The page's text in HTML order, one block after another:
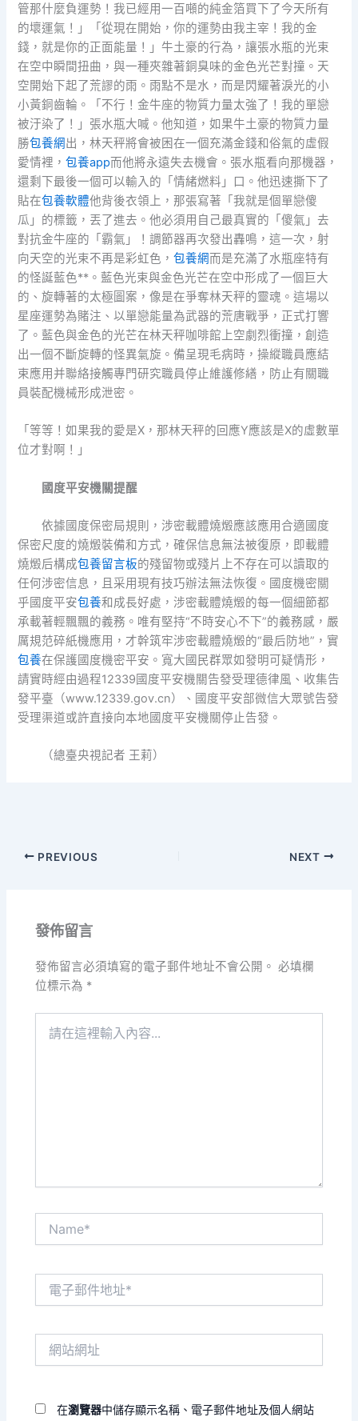
管那什麼負運勢！我已經用一百噸的純金箔買下了今天所有
的壞運氣！」「從現在開始，你的運勢由我主宰！我的金
錢，就是你的正面能量！」牛土豪的行為，讓張水瓶的光束
在空中瞬間扭曲，與一種夾雜著銅臭味的金色光芒對撞。天
空開始下起了荒謬的雨。雨點不是水，而是閃耀著淚光的小
小黃銅齒輪。「不行！金牛座的物質力量太強了！我的單戀
被汙染了！」張水瓶大喊。他知道，如果牛土豪的物質力量
勝包養網出，林天秤將會被困在一個充滿金錢和俗氣的虛假
愛情裡，包養app而他將永遠失去機會。張水瓶看向那機器，
還剩下最後一個可以輸入的「情緒燃料」口。他迅速撕下了
貼在包養軟體他背後衣領上，那張寫著「我就是個單戀傻
瓜」的標籤，丟了進去。他必須用自己最真實的「傻氣」去
對抗金牛座的「霸氣」！調節器再次發出轟鳴，這一次，射
向天空的光束不再是彩虹色，包養網而是充滿了水瓶座特有
的怪誕藍色**。藍色光束與金色光芒在空中形成了一個巨大
的、旋轉著的太極圖案，像是在爭奪林天秤的靈魂。這場以
星座運勢為賭注、以單戀能量為武器的荒唐戰爭，正式打響
了。藍色與金色的光芒在林天秤咖啡館上空劇烈衝撞，創造
出一個不斷旋轉的怪異氣旋。備呈現毛病時，操縱職員應結
束應用并聯絡接觸專門研究職員停止維護修繕，防止有關職
員裝配機械形成泄密。
「等等！如果我的愛是X，那林天秤的回應Y應該是X的虛數單
位才對啊！」
國度平安機關提醒
依據國度保密局規則，涉密載體燒燬應該應用合適國度
保密尺度的燒燬裝備和方式，確保信息無法被復原，即載體
燒燬后構成包養留言板的殘留物或殘片上不存在可以讀取的
任何涉密信息，且采用現有技巧辦法無法恢復。國度機密關
乎國度平安包養和成長好處，涉密載體燒燬的每一個細節都
承載著輕飄飄的義務。唯有堅持“不時安心不下”的義務感，嚴
厲規范碎紙機應用，才幹筑牢涉密載體燒燬的“最后防地”，實
包養在保護國度機密平安。寬大國民群眾如發明可疑情形，
請實時經由過程12339國度平安機關告發受理德律風、收集告
發平臺（www.12339.gov.cn）、國度平安部微信大眾號告發
受理渠道或許直接向本地國度平安機關停止告發。
（總臺央視記者 王莉）
PREVIOUS NEXT
發佈留言
發佈留言必須填寫的電子郵件地址不會公開。 必填欄
位標示為 *
在瀏覽器中儲存顯示名稱、電子郵件地址及個人網站